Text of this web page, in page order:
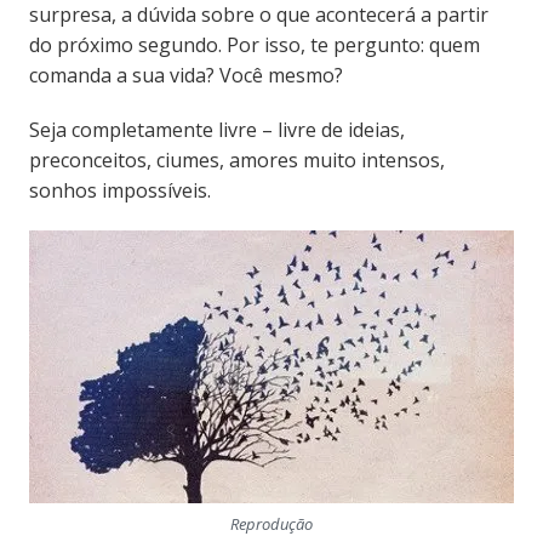
surpresa, a dúvida sobre o que acontecerá a partir
do próximo segundo. Por isso, te pergunto: quem
comanda a sua vida? Você mesmo?
Seja completamente livre – livre de ideias,
preconceitos, ciumes, amores muito intensos,
sonhos impossíveis.
Reprodução